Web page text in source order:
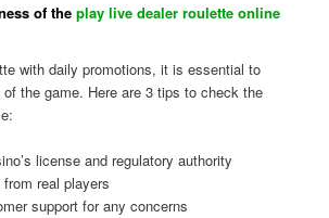
of theplay live dealer roulette online
with daily promotions, it is essential to
the game. Here are 3 tips to check the
license and regulatory authority
real players
support for any concerns